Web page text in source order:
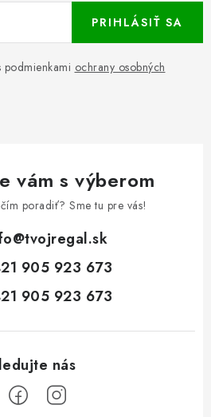
podmienkami ochrany osobných
PRIHLÁSIŤ SA
vám s výberom
poradiť? Sme tu pre vás!
@tvojregal.sk
905 923 673
905 923 673